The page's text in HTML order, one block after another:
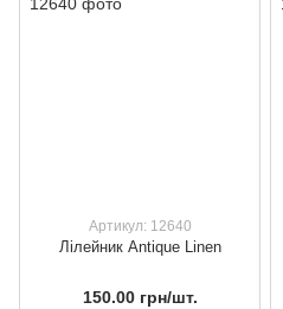
Артикул: 12640
Лілейник Antique Linen
150.00 грн/шт.